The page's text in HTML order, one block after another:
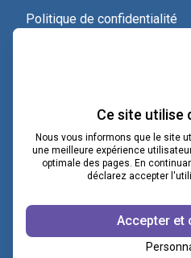
Politique de confidentialité
Voir le certificat Qualiopi
contact@lacoopcnv.com
La page Linkedin de La
Notre chaîne Webikeo
Ce site utilise
Nous vous informons que le site
une meilleure expérience
optimale des pages. En
déclarez accepter
Accepter et